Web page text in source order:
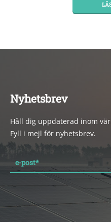
Nyhetsbrev
Håll dig uppdaterad inom
Fyll i mejl för nyhetsbrev.
e-post*